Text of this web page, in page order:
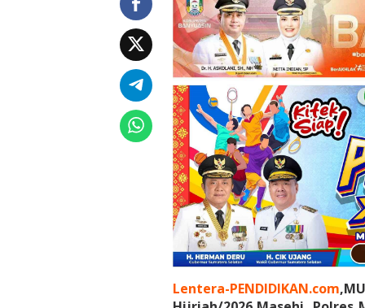
n
g
d
H
a
r
i
I
d
l
a
a
Lentera-PENDIDIKAN.com